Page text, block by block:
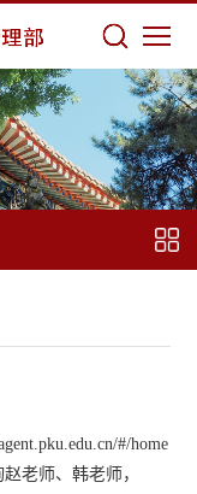
#/home
老师、韩老师，